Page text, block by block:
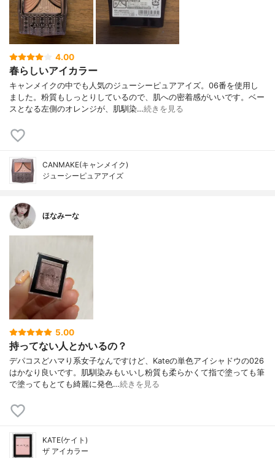
4.00
春らしいアイカラー
キャンメイクの中でも人気のジューシーピュアアイズ。06番を使用し
ました。粉質もしっとりしているので、肌への密着感がいいです。ベー
スとなる左側のオレンジが、肌馴染…続きを見る
CANMAKE(キャンメイク)
ジューシーピュアアイズ
ほなみーな
5.00
持ってない人とかいるの？
デパコスどハマり系女子なんですけど、Kateの単色アイシャドウの026
はかなり良いです。肌馴染みもいいし粉質も柔らかくて指で塗っても筆
で塗ってもとても綺麗に発色…続きを見る
KATE(ケイト)
ザ アイカラー